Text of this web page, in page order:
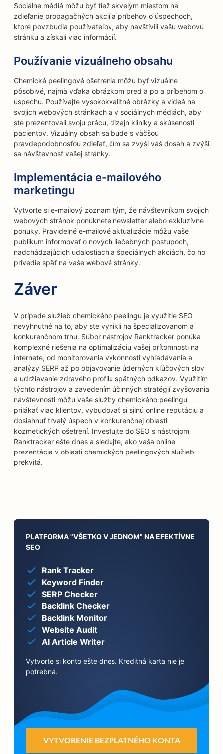
Sociálne médiá môžu byť tiež skvelým miestom na
zdieľanie propagačných akcií a príbehov o úspechoch,
ktoré povzbudia používateľov, aby navštívili vašu webovú
stránku a získali viac informácií.
Používanie vizuálneho obsahu
Chemické peelingové ošetrenia môžu byť vizuálne
pôsobivé, najmä vďaka obrázkom pred a po a príbehom o
úspechu. Používajte vysokokvalitné obrázky a videá na
svojich webových stránkach a v sociálnych médiách, aby
ste prezentovali svoju prácu, dizajn kliniky a skúsenosti
pacientov. Vizuálny obsah sa bude s väčšou
pravdepodobnosťou zdieľať, čím sa zvýši váš dosah a zvýši
sa návštevnosť vašej stránky.
Implementácia e-mailového
marketingu
Vytvorte si e-mailový zoznam tým, že návštevníkom svojich
webových stránok ponúknete newsletter alebo exkluzívne
ponuky. Pravidelné e-mailové aktualizácie môžu vaše
publikum informovať o nových liečebných postupoch,
nadchádzajúcich udalostiach a špeciálnych akciách, čo ho
privedie späť na vaše webové stránky.
Záver
V prípade služieb chemického peelingu je využitie SEO
nevyhnutné na to, aby ste vynikli na špecializovanom a
konkurenčnom trhu. Súbor nástrojov Ranktracker ponúka
komplexné riešenia na optimalizáciu vašej prítomnosti na
internete, od monitorovania výkonnosti vyhľadávania a
analýzy SERP až po objavovanie úderných kľúčových slov
a udržiavanie zdravého profilu spätných odkazov. Využitím
týchto nástrojov a zavedením účinných stratégií zvyšovania
návštevnosti môžu vaše služby chemického peelingu
prilákať viac klientov, vybudovať si silnú online reputáciu a
dosiahnuť trvalý úspech v konkurenčnej oblasti
kozmetických ošetrení. Investujte do SEO s nástrojom
Ranktracker ešte dnes a sledujte, ako vaša online
prezentácia v oblasti chemických peelingových služieb
prekvitá.
PLATFORMA "VŠETKO V JEDNOM" NA EFEKTÍVNE
SEO
Rank Tracker
Keyword Finder
SERP Checker
Backlink Checker
Backlink Monitor
Website Audit
AI Article Writer
Vytvorte si konto ešte dnes. Kreditná karta nie je
potrebná.
VYTVORENIE BEZPLATNÉHO KONTA